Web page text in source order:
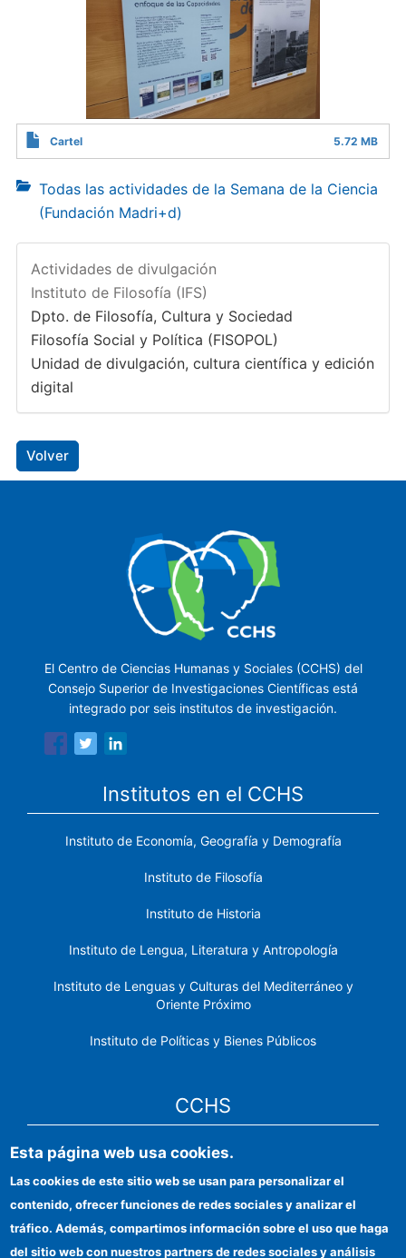
Cartel 5.72 MB
Todas las actividades de la Semana de la Ciencia
(Fundación Madri+d)
Actividades de divulgación
Instituto de Filosofía (IFS)
Dpto. de Filosofía, Cultura y Sociedad
Filosofía Social y Política (FISOPOL)
Unidad de divulgación, cultura científica y edición
digital
Volver
El Centro de Ciencias Humanas y Sociales (CCHS) del
Consejo Superior de Investigaciones Científicas está
integrado por seis institutos de investigación.
Institutos en el CCHS
Instituto de Economía, Geografía y Demografía
Instituto de Filosofía
Instituto de Historia
Instituto de Lengua, Literatura y Antropología
Instituto de Lenguas y Culturas del Mediterráneo y
Oriente Próximo
Instituto de Políticas y Bienes Públicos
CCHS
Sede electrónica CSIC
Identidad institucional
Información para proveedores
Esta página web usa cookies.
Las cookies de este sitio web se usan para personalizar el
contenido, ofrecer funciones de redes sociales y analizar el
tráfico. Además, compartimos información sobre el uso que haga
del sitio web con nuestros partners de redes sociales y análisis